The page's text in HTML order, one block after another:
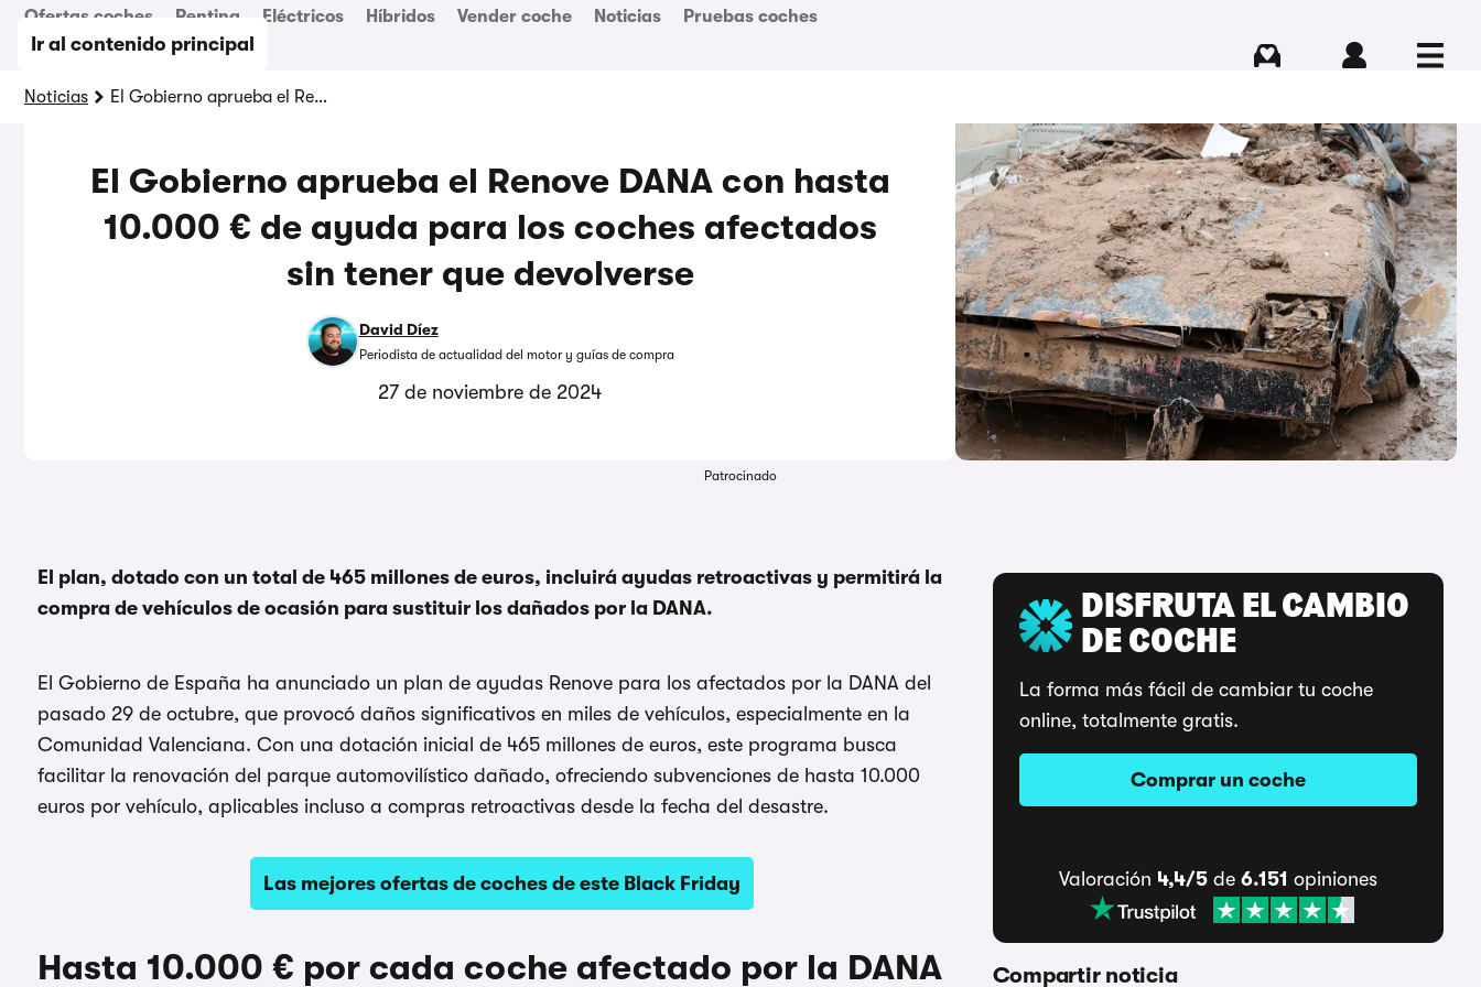
Ir al contenido principal
Ofertas coches Renting Eléctricos Híbridos Vender coche Noticias Pruebas coches
Noticias El Gobierno aprueba el Renove DANA con hasta 10.000 € de ayuda para los coches afectados sin tener que devolverse
El Gobierno aprueba el Renove DANA con hasta
10.000 € de ayuda para los coches afectados
sin tener que devolverse
David Díez
Periodista de actualidad del motor y guías de compra
27 de noviembre de 2024
Patrocinado
El plan, dotado con un total de 465 millones de euros, incluirá ayudas retroactivas y permitirá la
compra de vehículos de ocasión para sustituir los dañados por la DANA.
El Gobierno de España ha anunciado un plan de ayudas Renove para los afectados por la DANA del
pasado 29 de octubre, que provocó daños significativos en miles de vehículos, especialmente en la
Comunidad Valenciana. Con una dotación inicial de 465 millones de euros, este programa busca
facilitar la renovación del parque automovilístico dañado, ofreciendo subvenciones de hasta 10.000
euros por vehículo, aplicables incluso a compras retroactivas desde la fecha del desastre.
Las mejores ofertas de coches de este Black Friday
Hasta 10.000 € por cada coche afectado por la DANA
DISFRUTA EL CAMBIO
DE COCHE
La forma más fácil de cambiar tu coche
online, totalmente gratis.
Comprar un coche
Valoración 4,4/5de 6.151 opiniones
Compartir noticia